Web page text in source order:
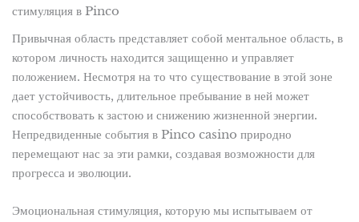
стимуляция в Pinco
Привычная область представляет собой ментальное область, в
котором личность находится защищенно и управляет
положением. Несмотря на то что существование в этой зоне
дает устойчивость, длительное пребывание в ней может
способствовать к застою и снижению жизненной энергии.
Непредвиденные события в Pinco casino природно
перемещают нас за эти рамки, создавая возможности для
прогресса и эволюции.
Эмоциональная стимуляция, которую мы испытываем от